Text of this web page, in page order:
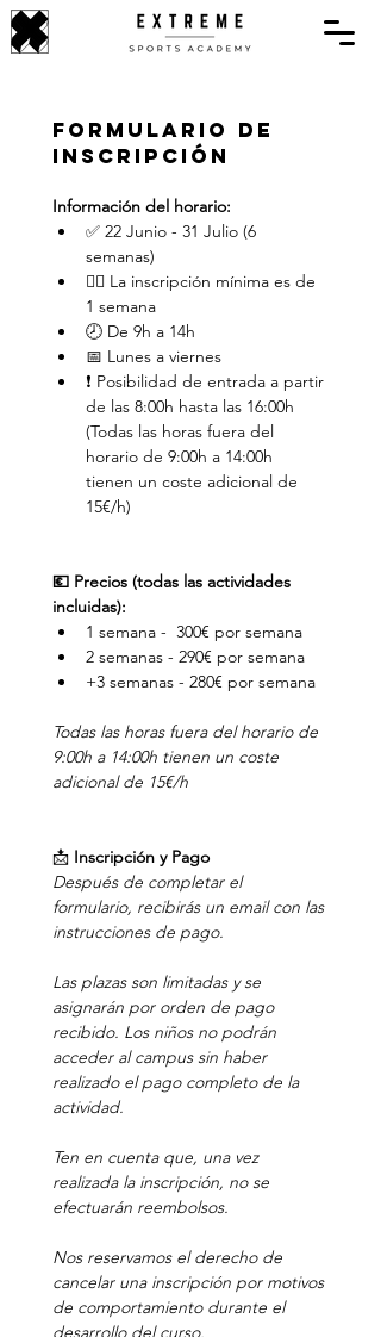
Formulario de
inscripción
Información del horario:
✅ 22 Junio - 31 Julio (6
semanas)
👉🏼 La inscripción mínima es de
1 semana
🕗 De 9h a 14h
📅 Lunes a viernes
❗ Posibilidad de entrada a partir
de las 8:00h hasta las 16:00h
(Todas las horas fuera del
horario de 9:00h a 14:00h
tienen un coste adicional de
15€/h)
💶 Precios (todas las actividades
incluidas):
1 semana -  300€ por semana
2 semanas - 290€ por semana
+3 semanas - 280€ por semana
Todas las horas fuera del horario de
9:00h a 14:00h tienen un coste
adicional de 15€/h
📩 Inscripción y Pago
Después de completar el
formulario, recibirás un email con las
instrucciones de pago.
Las plazas son limitadas y se
asignarán por orden de pago
recibido. Los niños no podrán
acceder al campus sin haber
realizado el pago completo de la
actividad.
Ten en cuenta que, una vez
realizada la inscripción, no se
efectuarán reembolsos.
Nos reservamos el derecho de
cancelar una inscripción por motivos
de comportamiento durante el
desarrollo del curso.